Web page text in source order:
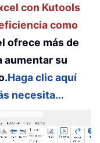
con Kutools
como
ofrece más de
aumentar su
Haga clic aquí
necesita...